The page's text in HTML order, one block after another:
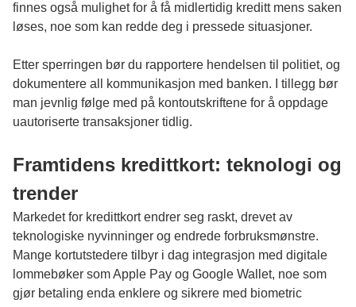
finnes også mulighet for å få midlertidig kreditt mens saken
løses, noe som kan redde deg i pressede situasjoner.
Etter sperringen bør du rapportere hendelsen til politiet, og
dokumentere all kommunikasjon med banken. I tillegg bør
man jevnlig følge med på kontoutskriftene for å oppdage
uautoriserte transaksjoner tidlig.
Framtidens kredittkort: teknologi og
trender
Markedet for kredittkort endrer seg raskt, drevet av
teknologiske nyvinninger og endrede forbruksmønstre.
Mange kortutstedere tilbyr i dag integrasjon med digitale
lommebøker som Apple Pay og Google Wallet, noe som
gjør betaling enda enklere og sikrere med biometric